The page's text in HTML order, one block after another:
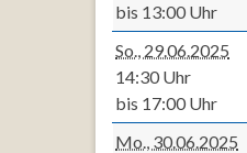
bis 13:00 Uhr
So., 29.06.2025
14:30 Uhr
bis 17:00 Uhr
Mo., 30.06.2025